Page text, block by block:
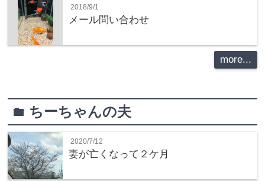
2018/9/1
メール問い合わせ
more...
folder ちーちゃんの夫
2020/7/12
妻が亡くなって２ケ月